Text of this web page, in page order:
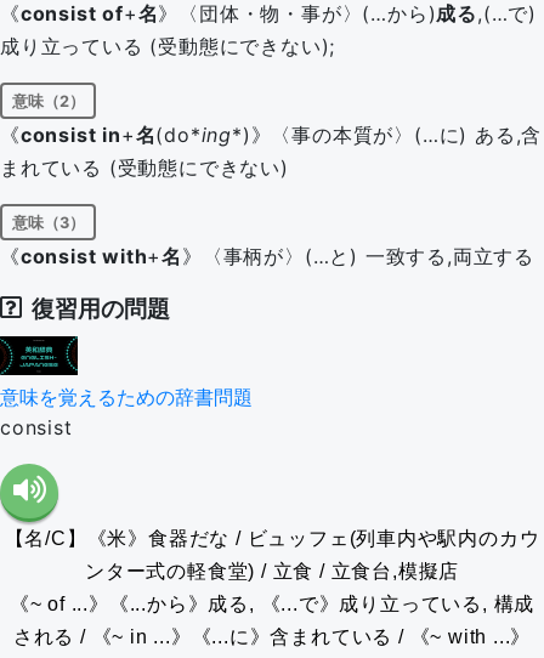
《consist of+名》〈団体・物・事が〉(…から)成る,(…で)
成り立っている (受動態にできない);
意味（2）
《consist in+名(do*ing*)》〈事の本質が〉(…に) ある,含
まれている (受動態にできない)
意味（3）
《consist with+名 》〈事柄が〉(…と) 一致する,両立する
復習用の問題
意味を覚えるための辞書問題
consist
【名/C】《米》食器だな / ビュッフェ(列車内や駅内のカウ
ンター式の軽食堂) / 立食 / 立食台,模擬店
《~ of ...》《...から》成る, 《...で》成り立っている, 構成
される / 《~ in ...》《...に》含まれている / 《~ with ...》